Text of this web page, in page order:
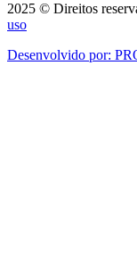
2025 © Direitos
uso
Desenvolvido por: